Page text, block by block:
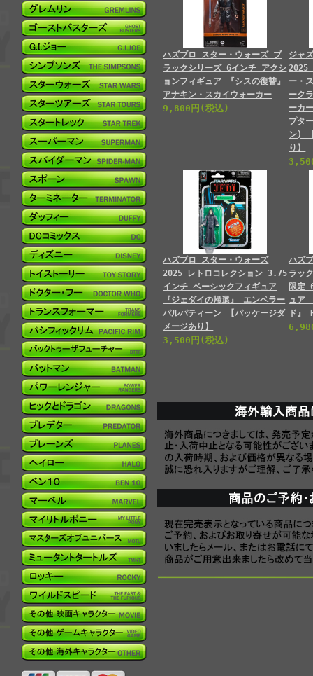
ハズブロ スター・ウォーズ ブ
ラックシリーズ 6インチ アクシ
ョンフィギュア 『シスの復讐』
アナキン・スカイウォーカー
9,800円(税込)
ジャ
2025
ー・
ーク
ーカ
プタ
ン)
り】
ハズブロ スター・ウォーズ
2025 レトロコレクション 3.75
インチ ベーシックフィギュア
『ジェダイの帰還』 エンペラー
パルパティーン 【パッケージダ
メージあり】
3,500円(税込)
ハズ
ラッ
限定
ュア
ド』